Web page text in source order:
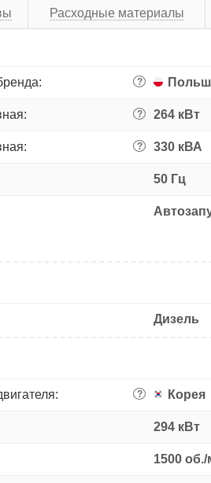
Расходные материалы
?
? 264 кВт
? 330 кВА
50 Гц
Дизель
? Корея
294 кВт
1500